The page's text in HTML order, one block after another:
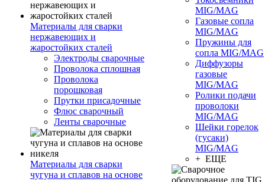
Материалы для сварки
нержавеющих и
жаростойких сталей
Электроды сварочные
Проволока сплошная
Проволока
порошковая
Прутки присадочные
Флюс сварочный
Ленты сварочные
Материалы для сварки
чугуна и сплавов на основе
MIG/MAG
Газовые сопла
MIG/MAG
Пружины для
сопла MIG/MAG
Диффузоры
газовые
MIG/MAG
Ролики подачи
проволоки
MIG/MAG
Шейки горелок
(гусаки)
MIG/MAG
+ ЕЩЕ